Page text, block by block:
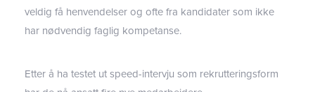
veldig få henvendelser og ofte fra kandidater som ikke
har nødvendig faglig kompetanse.
Etter å ha testet ut speed-intervju som rekrutteringsform